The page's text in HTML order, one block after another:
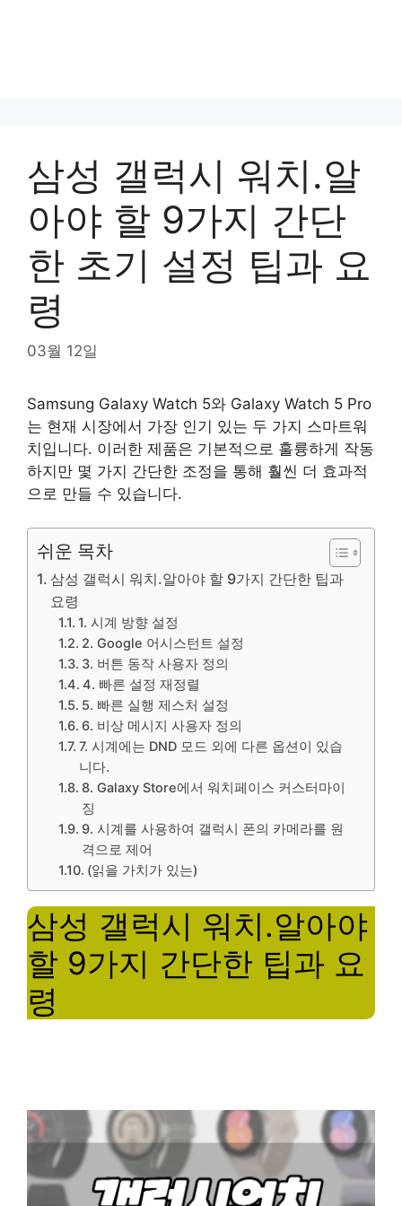
삼성 갤럭시 워치.알
아야 할 9가지 간단
한 초기 설정 팁과 요
령
03월 12일
Samsung Galaxy Watch 5와 Galaxy Watch 5 Pro
는 현재 시장에서 가장 인기 있는 두 가지 스마트워
치입니다. 이러한 제품은 기본적으로 훌륭하게 작동
하지만 몇 가지 간단한 조정을 통해 훨씬 더 효과적
으로 만들 수 있습니다.
쉬운 목차
삼성 갤럭시 워치.알아야 할 9가지 간단한 팁과
요령
1. 시계 방향 설정
2. Google 어시스턴트 설정
3. 버튼 동작 사용자 정의
4. 빠른 설정 재정렬
5. 빠른 실행 제스처 설정
6. 비상 메시지 사용자 정의
7. 시계에는 DND 모드 외에 다른 옵션이 있습
니다.
8. Galaxy Store에서 워치페이스 커스터마이
징
9. 시계를 사용하여 갤럭시 폰의 카메라를 원
격으로 제어
(읽을 가치가 있는)
삼성 갤럭시 워치.알아야
할 9가지 간단한 팁과 요
령